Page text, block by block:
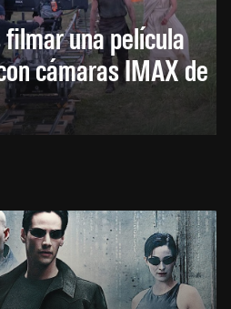
una película
cámaras IMAX de